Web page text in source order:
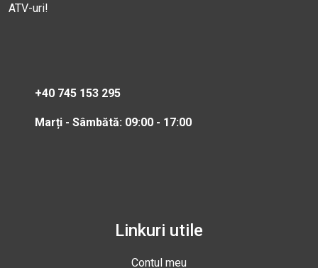
ATV-uri!
+40 745 153 295
Marți - Sâmbătă: 09:00 - 17:00
Linkuri utile
Contul meu